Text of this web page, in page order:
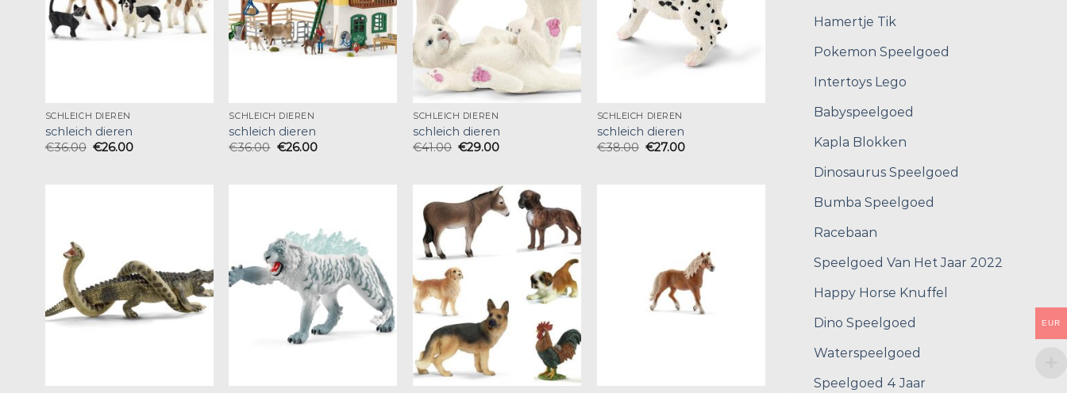
Hamertje Tik
Pokemon Speelgoed
Intertoys Lego
Babyspeelgoed
Kapla Blokken
Dinosaurus Speelgoed
Bumba Speelgoed
Racebaan
Speelgoed Van Het Jaar 2022
Happy Horse Knuffel
Dino Speelgoed
Waterspeelgoed
Speelgoed 4 Jaar
SCHLEICH DIEREN
schleich dieren
€36.00 €26.00
SCHLEICH DIEREN
schleich dieren
€36.00 €26.00
SCHLEICH DIEREN
schleich dieren
€41.00 €29.00
SCHLEICH DIEREN
schleich dieren
€38.00 €27.00
EUR